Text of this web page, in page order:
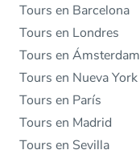
Tours en Barcelona
Tours en Londres
Tours en Ámsterdam
Tours en Nueva York
Tours en París
Tours en Madrid
Tours en Sevilla